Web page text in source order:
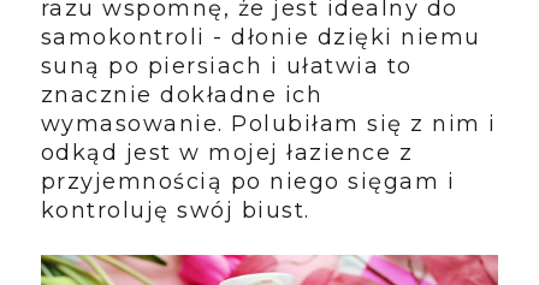
razu wspomnę, że jest idealny do
samokontroli - dłonie dzięki niemu
suną po piersiach i ułatwia to
znacznie dokładne ich
wymasowanie. Polubiłam się z nim i
odkąd jest w mojej łazience z
przyjemnością po niego sięgam i
kontroluję swój biust.